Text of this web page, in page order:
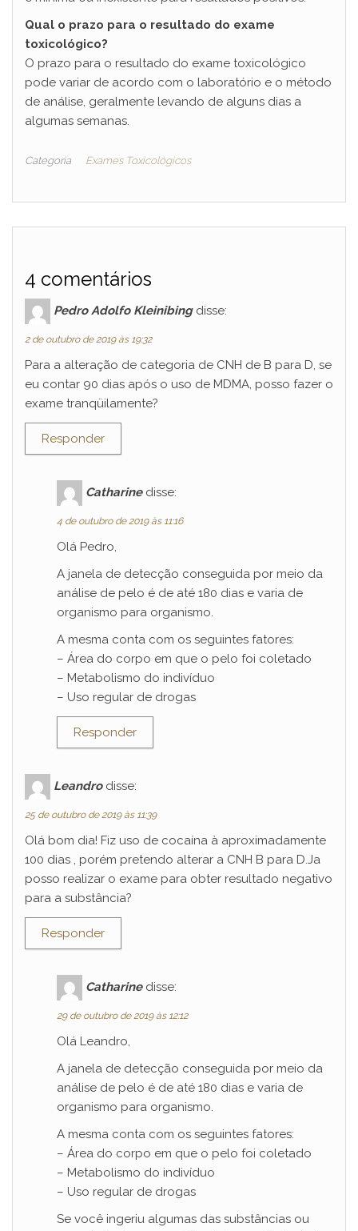
Qual o prazo para o resultado do exame
toxicológico?
O prazo para o resultado do exame toxicológico
pode variar de acordo com o laboratório e o método
de análise, geralmente levando de alguns dias a
algumas semanas.
Categoria Exames Toxicológicos
4 comentários
Pedro Adolfo Kleinibing disse:
2 de outubro de 2019 às 19:32
Para a alteração de categoria de CNH de B para D, se
eu contar 90 dias após o uso de MDMA, posso fazer o
exame tranqüilamente?
Responder
Catharine disse:
4 de outubro de 2019 às 11:16
Olá Pedro,
A janela de detecção conseguida por meio da
análise de pelo é de até 180 dias e varia de
organismo para organismo.
A mesma conta com os seguintes fatores:
– Área do corpo em que o pelo foi coletado
– Metabolismo do indivíduo
– Uso regular de drogas
Responder
Leandro disse:
25 de outubro de 2019 às 11:39
Olá bom dia! Fiz uso de cocaína à aproximadamente
100 dias , porém pretendo alterar a CNH B para D.Ja
posso realizar o exame para obter resultado negativo
para a substância?
Responder
Catharine disse:
29 de outubro de 2019 às 12:12
Olá Leandro,
A janela de detecção conseguida por meio da
análise de pelo é de até 180 dias e varia de
organismo para organismo.
A mesma conta com os seguintes fatores:
– Área do corpo em que o pelo foi coletado
– Metabolismo do indivíduo
– Uso regular de drogas
Se você ingeriu algumas das substâncias ou